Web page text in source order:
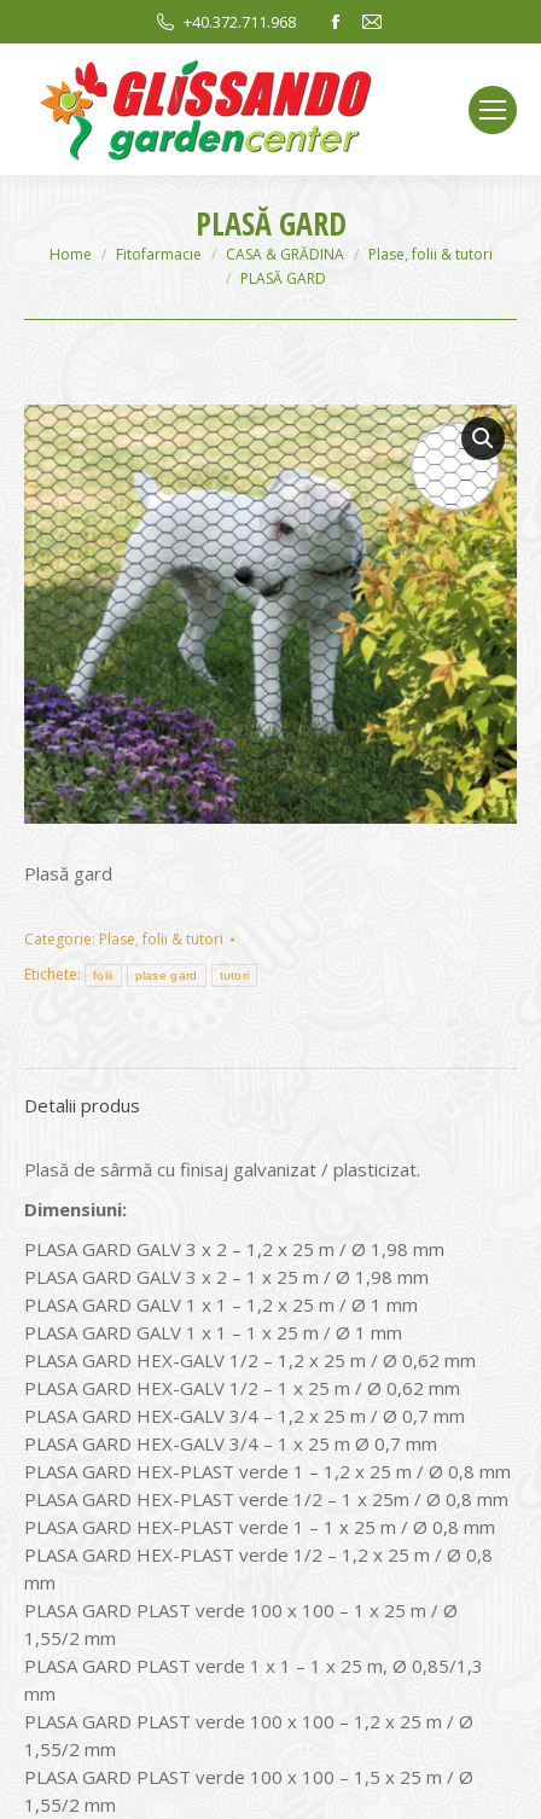
+40.372.711.968
Facebook
opens
in
new
window
Mail
window
PLASĂ GARD
You are here:
Home Fitofarmacie CASA & GRĂDINA
Plase, folii & tutori
PLASĂ GARD
Plasă gard
Categorie: Plase, folii & tutori
Etichete:
folii plase gard tutori
Detalii produs
Plasă de sârmă cu finisaj galvanizat / plasticizat.
Dimensiuni:
PLASA GARD GALV 3 x 2 – 1,2 x 25 m / Ø 1,98 mm
PLASA GARD GALV 3 x 2 – 1 x 25 m / Ø 1,98 mm
PLASA GARD GALV 1 x 1 – 1,2 x 25 m / Ø 1 mm
PLASA GARD GALV 1 x 1 – 1 x 25 m / Ø 1 mm
PLASA GARD HEX-GALV 1/2 – 1,2 x 25 m / Ø 0,62 mm
PLASA GARD HEX-GALV 1/2 – 1 x 25 m / Ø 0,62 mm
PLASA GARD HEX-GALV 3/4 – 1,2 x 25 m / Ø 0,7 mm
PLASA GARD HEX-GALV 3/4 – 1 x 25 m Ø 0,7 mm
PLASA GARD HEX-PLAST verde 1 – 1,2 x 25 m / Ø 0,8 mm
PLASA GARD HEX-PLAST verde 1/2 – 1 x 25m / Ø 0,8 mm
PLASA GARD HEX-PLAST verde 1 – 1 x 25 m / Ø 0,8 mm
PLASA GARD HEX-PLAST verde 1/2 – 1,2 x 25 m / Ø 0,8
mm
PLASA GARD PLAST verde 100 x 100 – 1 x 25 m / Ø
1,55/2 mm
PLASA GARD PLAST verde 1 x 1 – 1 x 25 m, Ø 0,85/1,3
mm
PLASA GARD PLAST verde 100 x 100 – 1,2 x 25 m / Ø
1,55/2 mm
PLASA GARD PLAST verde 100 x 100 – 1,5 x 25 m / Ø
1,55/2 mm